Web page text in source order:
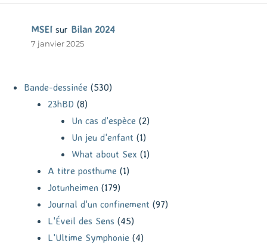
MSEI sur Bilan 2024
7 janvier 2025
Bande-dessinée (530)
23hBD (8)
Un cas d'espèce (2)
Un jeu d'enfant (1)
What about Sex (1)
A titre posthume (1)
Jotunheimen (179)
Journal d'un confinement (97)
L'Éveil des Sens (45)
L'Ultime Symphonie (4)